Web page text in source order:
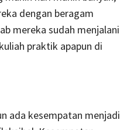
dengan beragam
mereka sudah menjalani
praktik apapun di
ada kesempatan menjadi